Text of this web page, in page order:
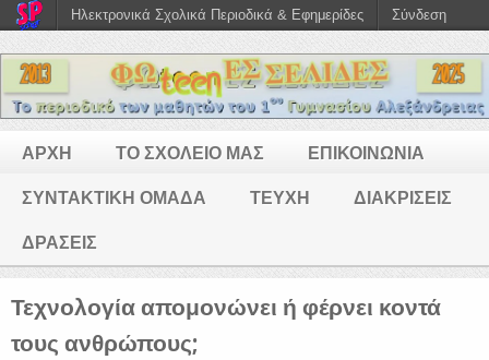
ΑΡΧΗ ΤΟ ΣΧΟΛΕΙΟ ΜΑΣ ΕΠΙΚΟΙΝΩΝΙΑ
ΣΥΝΤΑΚΤΙΚΗ ΟΜΑΔΑ ΤΕΥΧΗ ΔΙΑΚΡΙΣΕΙΣ
ΔΡΑΣΕΙΣ
Τεχνολογία απομονώνει ή φέρνει κοντά
τους ανθρώπους;
Ηλεκτρονικά Σχολικά Περιοδικά & Εφημερίδες Σύνδεση